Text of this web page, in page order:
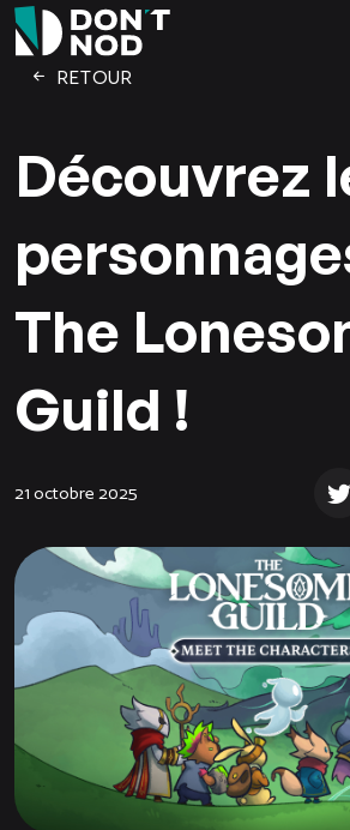
RETOUR
Découvrez
The
Guild !
21 octobre 2025